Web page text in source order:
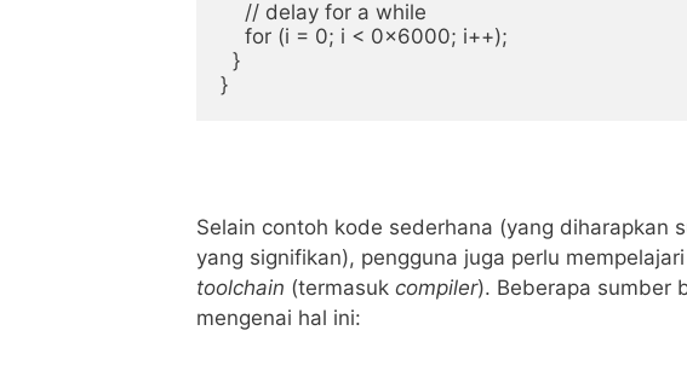
    // delay for a while
    for (i = 0; i < 0x6000; i++);
  }
}
Selain contoh kode sederhana (yang diharapkan
yang signifikan), pengguna juga perlu
toolchain (termasuk compiler). Beberapa sumber
mengenai hal ini: